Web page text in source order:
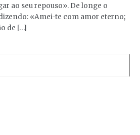
ao seu repouso». De longe o
«Amei-te com amor eterno;
de […]